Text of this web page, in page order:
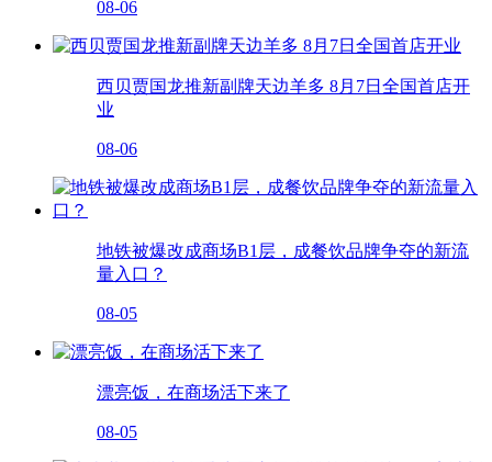
08-06
西贝贾国龙推新副牌天边羊多 8月7日全国首店开
业
08-06
地铁被爆改成商场B1层，成餐饮品牌争夺的新流
量入口？
08-05
漂亮饭，在商场活下来了
08-05